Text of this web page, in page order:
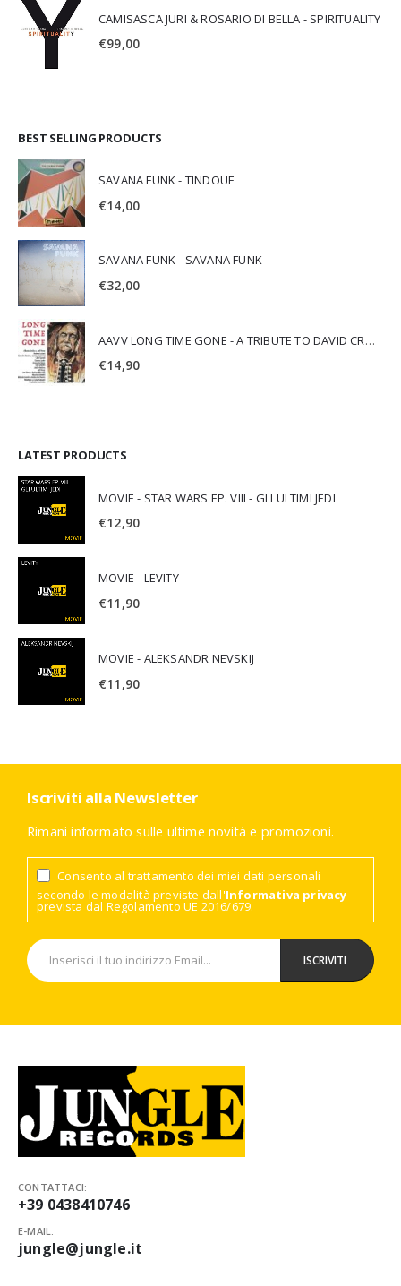
CAMISASCA JURI & ROSARIO DI BELLA - SPIRITUALITY
€99,00
BEST SELLING PRODUCTS
SAVANA FUNK - TINDOUF
€14,00
SAVANA FUNK - SAVANA FUNK
€32,00
AAVV LONG TIME GONE - A TRIBUTE TO DAVID CROSBY
€14,90
LATEST PRODUCTS
MOVIE - STAR WARS EP. VIII - GLI ULTIMI JEDI
€12,90
MOVIE - LEVITY
€11,90
MOVIE - ALEKSANDR NEVSKIJ
€11,90
Iscriviti alla Newsletter
Rimani informato sulle ultime novità e promozioni.
Consento al trattamento dei miei dati personali
secondo le modalità previste dall'Informativa privacy
prevista dal Regolamento UE 2016/679.
CONTATTACI:
+39 0438410746
E-MAIL:
jungle@jungle.it